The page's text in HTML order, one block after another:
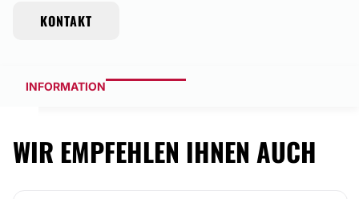
KONTAKT
INFORMATION
WIR EMPFEHLEN IHNEN AUCH